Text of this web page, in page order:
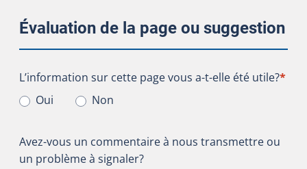
Évaluation de la page ou suggestion
L’information sur cette page vous a-t-elle été utile?
L’information sur cette page vous a-t-elle été utile?*
Oui
Non
Avez-vous un commentaire à nous transmettre ou
un problème à signaler?